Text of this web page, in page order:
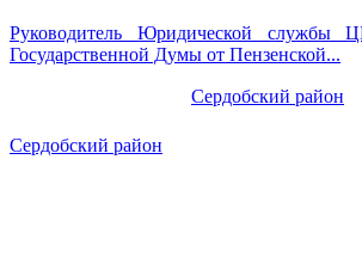
Руководитель Юридической службы
Государственной Думы от Пензенской...
Сердобский район
Сердобский район